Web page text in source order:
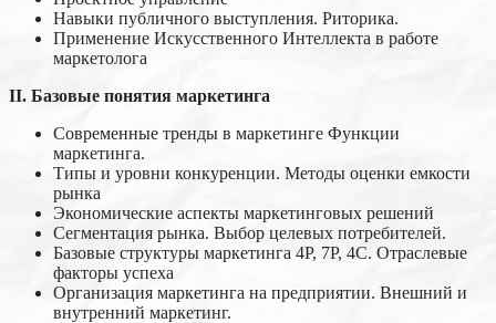
Навыки публичного выступления. Риторика.
Применение Искусственного Интеллекта в работе
маркетолога
II. Базовые понятия маркетинга
Современные тренды в маркетинге Функции
маркетинга.
Типы и уровни конкуренции. Методы оценки емкости
рынка
Экономические аспекты маркетинговых решений
Сегментация рынка. Выбор целевых потребителей.
Базовые структуры маркетинга 4P, 7P, 4C. Отраслевые
факторы успеха
Организация маркетинга на предприятии. Внешний и
внутренний маркетинг.